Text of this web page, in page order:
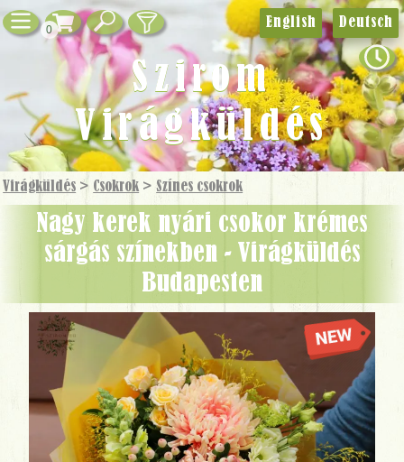
0
Virágküldés > Csokrok >Színes csokrok
Nagy kerek nyári csokor krémes
sárgás színekben - Virágküldés
Budapesten
English Deutsch
Szirom
Virágküldés